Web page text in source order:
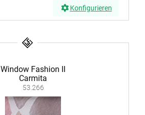
Konfigurieren
Window Fashion II
Carmita
53.266